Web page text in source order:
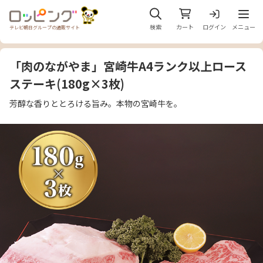
テレビ朝日グループの通販サイト 検索 カート ログイン
メニ
メニュー
「肉のながやま」宮崎牛A4ランク以上ロース
ステーキ(180g×3枚)
芳醇な香りととろける旨み。本物の宮崎牛を。